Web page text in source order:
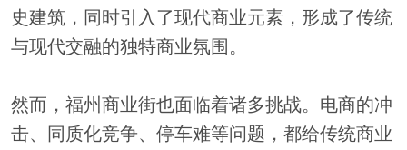
史建筑，同时引入了现代商业元素，形成了传统
与现代交融的独特商业氛围。
然而，福州商业街也面临着诸多挑战。电商的冲
击、同质化竞争、停车难等问题，都给传统商业